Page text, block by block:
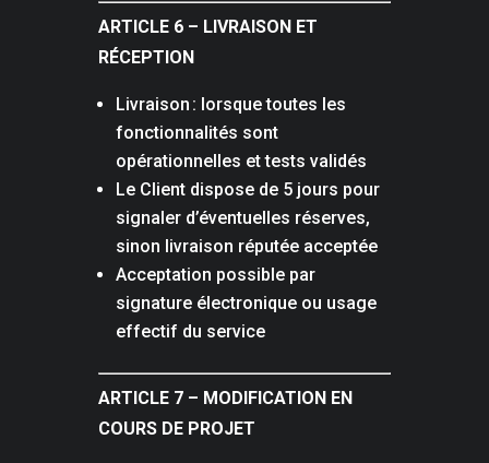
ARTICLE 6 – LIVRAISON ET
RÉCEPTION
Livraison : lorsque toutes les
fonctionnalités sont
opérationnelles et tests validés
Le Client dispose de 5 jours pour
signaler d’éventuelles réserves,
sinon livraison réputée acceptée
Acceptation possible par
signature électronique ou usage
effectif du service
ARTICLE 7 – MODIFICATION EN
COURS DE PROJET